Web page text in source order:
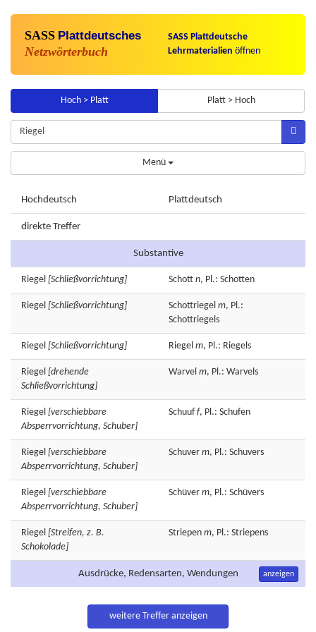
SASS Plattdeutsches
Netzwörterbuch
SASS Plattdeutsche
Lehrmaterialien öffnen
Hoch > Platt Platt > Hoch
Menü
Hochdeutsch Plattdeutsch
direkte Treffer
Substantive
Riegel [Schließvorrichtung] Schott n, Pl.: Schotten
Riegel [Schließvorrichtung] Schottriegel m, Pl.:
Schottriegels
Riegel [Schließvorrichtung] Riegel m, Pl.: Riegels
Riegel [drehende
Schließvorrichtung]
Warvel m, Pl.: Warvels
Riegel [verschiebbare
Absperrvorrichtung, Schuber]
Schuuf f, Pl.: Schufen
Riegel [verschiebbare
Absperrvorrichtung, Schuber]
Schuver m, Pl.: Schuvers
Riegel [verschiebbare
Absperrvorrichtung, Schuber]
Schüver m, Pl.: Schüvers
Riegel [Streifen, z. B.
Schokolade]
Striepen m, Pl.: Striepens
Ausdrücke, Redensarten, Wendungen anzeigen
weitere Treffer anzeigen